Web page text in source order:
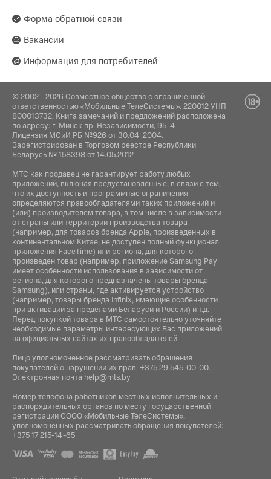
Форма обратной связи
Вакансии
Информация для потребителей
© 2002—2026 Совместное общество с ограниченной
ответственностью «Мобильные ТелеСистемы». 220012 УНП
800013732, Книга замечаний и предложений расположена
по адресу: г. Минск пр. Независимости, 95-4
Лицензия МСиИ РБ №926 от 30.04 .2004.
Зарегистрирован в Торговом реестре Республики
Беларусь № 158398 от 14.05.2012
МТС как продавец не гарантирует работу любых
приложений, включая предустановленные, в связи с тем,
что их доступность и программные ограничения
определяются правообладателями таких приложений и
(или) производителем товара, в том числе в зависимости
от страны или территории производства товара
(например, для товаров бренда Apple, произведенных в
континентальном Китае, не доступен полный функционал
приложения FaceTime) или региона, для которого
произведен товар (например, приложение Samsung Pay
имеет особенности использования в зависимости от
региона, для которого предназначены товары бренда
Samsung), или страны, где активируется устройство
(например, товары бренда Infiniх, имеющие особенности
при активации за пределами Беларуси и России) и т.д.
Перед покупкой товара в МТС самостоятельно уточняйте
необходимые параметры интересующих Вас приложений
на официальных сайтах их правообладателей
Лицо уполномоченное рассматривать обращения
покупателей о нарушении их прав: +375 29 545-00-00.
Электронная почта help@mts.by
Номер телефона работников местных исполнительных и
распорядительных органов по месту государственной
регистрации СООО «Мобильные ТелеСистемы»,
уполномоченных рассматривать обращения покупателей:
+375 17 215-14-65